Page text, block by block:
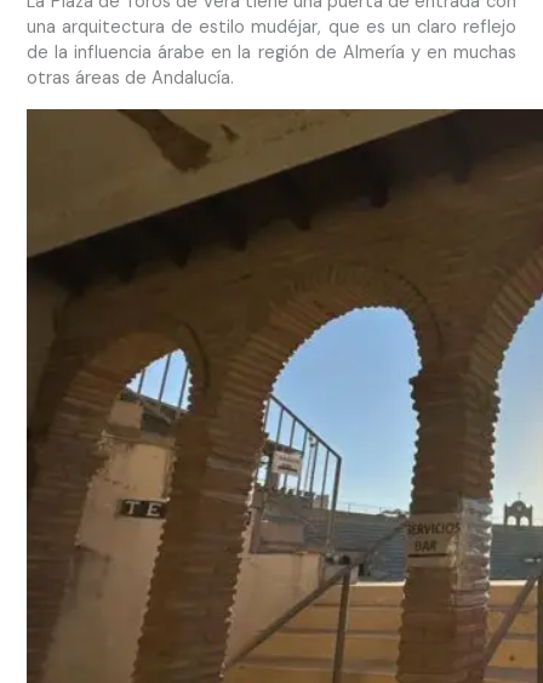
una arquitectura de estilo mudéjar, que es un claro reflejo
de la influencia árabe en la región de Almería y en muchas
otras áreas de Andalucía.